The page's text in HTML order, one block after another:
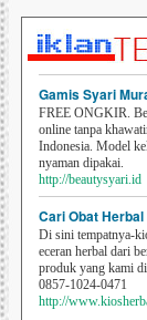
Gamis Syari
FREE ONGKIR.
online tanpa
Indonesia. Model
nyaman dipakai.
http://beautysyari.id
Cari Obat
Di sini tempatnya-
eceran herbal dari
produk yang kami
0857-1024-0471
http://